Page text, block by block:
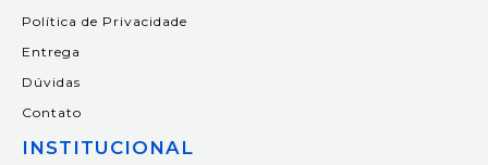
Política de Privacidade
Entrega
Dúvidas
Contato
INSTITUCIONAL